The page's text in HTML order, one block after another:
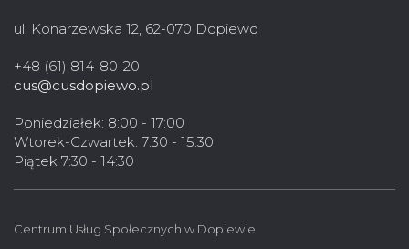
ul. Konarzewska 12, 62-070 Dopiewo
+48 (61) 814-80-20
cus@cusdopiewo.pl
Poniedziałek: 8:00 - 17:00
Wtorek-Czwartek: 7:30 - 15:30
Piątek 7:30 - 14:30
Centrum Usług Społecznych w Dopiewie